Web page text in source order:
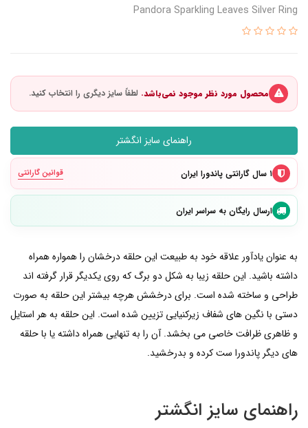
Pandora Sparkling Leaves Silver Ring
محصول مورد نظر موجود نمی‌باشد.
راهنمای سایز انگشتر
۱ سال گارانتی پاندورا ایران قوانین گارانتی
ارسال رایگان به سراسر ایران
به عنوان یادآور علاقه خود به طبیعت این حلقه درخشان را همواره همراه
داشته باشید. این حلقه زیبا به شکل دو برگ که روی یکدیگر قرار گرفته اند
طراحی و ساخته شده است. برای درخشش هرچه بیشتر این حلقه به صورت
دستی با نگین های شفاف زیرکنیایی تزیین شده است. این حلقه به هر استایل
و ظاهری ظرافت خاصی می بخشد. آن را به تنهایی همراه داشته یا با حلقه
های دیگر پاندورا ست کرده و بدرخشید.
راهنمای سایز انگشتر